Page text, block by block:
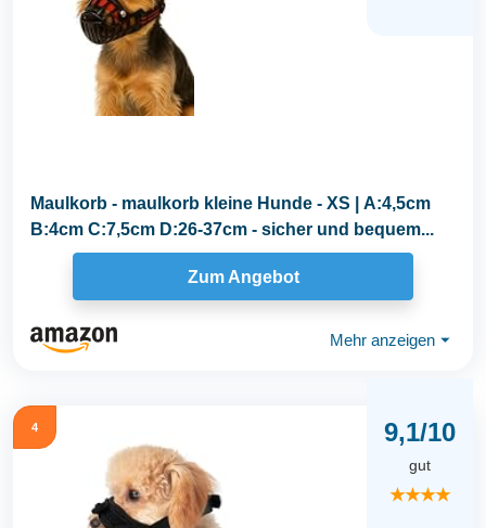
Maulkorb - maulkorb kleine Hunde - XS | A:4,5cm
B:4cm C:7,5cm D:26-37cm - sicher und bequem...
Zum Angebot
Mehr anzeigen ⏷
4 9,1/10
gut
★★★★